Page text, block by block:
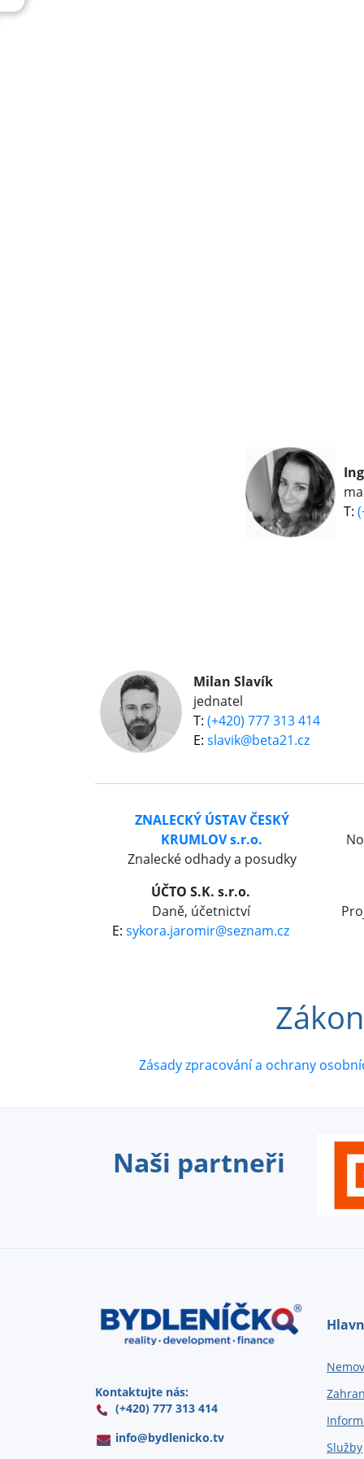
Milan Slavík
jednatel
(+420) 777 313 414
slavik@beta21.cz
ZNALECKÝ ÚSTAV ČESKÝ
KRUMLOV s.r.o.
Znalecké odhady a posudky
ÚČTO S.K. s.r.o.
Daně, účetnictví
sykora.jaromir@seznam.cz
Zásady zpracování a ochrany
Naši partneři
Kontaktujte nás:
(+420) 777 313 414
info@bydlenicko.tv
Služby